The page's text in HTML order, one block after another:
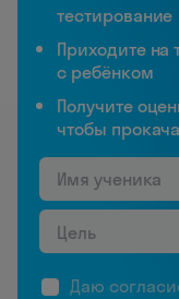
тестирование
Приходите на
с ребёнком
Получите
чтобы
Цель
Даю